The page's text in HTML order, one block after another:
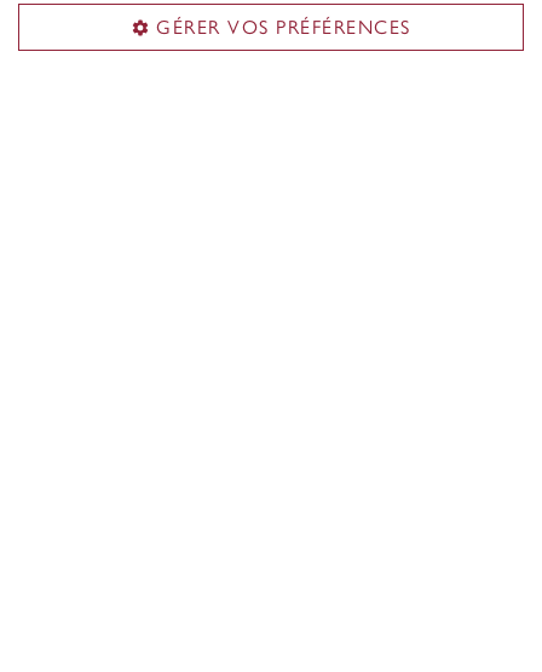
GÉRER VOS PRÉFÉRENCES
discipline et d’engagement envers la